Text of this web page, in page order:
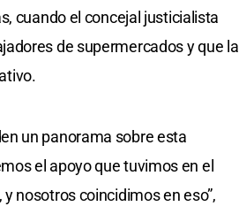
cuando el concejal justicialista
de supermercados y que la
un panorama sobre esta
el apoyo que tuvimos en el
nosotros coincidimos en eso”,